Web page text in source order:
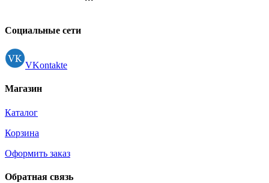
Регистрация
Социальные сети
VKontakte
Магазин
Каталог
Корзина
Оформить заказ
Обратная связь